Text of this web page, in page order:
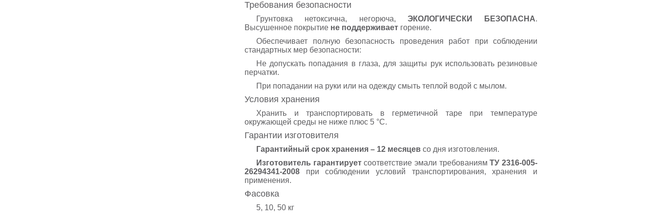
Требования безопасности
Грунтовка нетоксична, негорюча, ЭКОЛОГИЧЕСКИ БЕЗОПАСНА.
Высушенное покрытие не поддерживает горение.
Обеспечивает полную безопасность проведения работ при соблюдении
стандартных мер безопасности:
Не допускать попадания в глаза, для защиты рук использовать резиновые
перчатки.
При попадании на руки или на одежду смыть теплой водой с мылом.
Условия хранения
Хранить и транспортировать в герметичной таре при температуре
окружающей среды не ниже плюс 5 °С.
Гарантии изготовителя
Гарантийный срок хранения – 12 месяцев со дня изготовления.
Изготовитель гарантируетсоответствие эмали требованиямТУ 2316-005-
26294341-2008 при соблюдении условий транспортирования, хранения и
применения.
Фасовка
5, 10, 50 кг